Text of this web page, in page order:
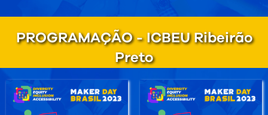
PROGRAMAÇÃO - ICBEU Ribeirão
Preto